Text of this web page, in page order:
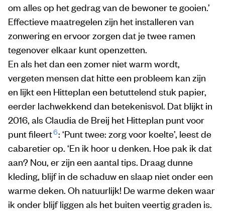
om alles op het gedrag van de bewoner te gooien.’
Effectieve maatregelen zijn het installeren van
zonwering en ervoor zorgen dat je twee ramen
tegenover elkaar kunt openzetten.
En als het dan een zomer niet warm wordt,
vergeten mensen dat hitte een probleem kan zijn
en lijkt een Hitteplan een betuttelend stuk papier,
eerder lachwekkend dan betekenisvol. Dat blijkt in
2016, als Claudia de Breij het Hitteplan punt voor
punt fileert6: ‘Punt twee: zorg voor koelte’, leest de
cabaretier op. ‘En ik hoor u denken. Hoe pak ik dat
aan? Nou, er zijn een aantal tips. Draag dunne
kleding, blijf in de schaduw en slaap niet onder een
warme deken. Oh natuurlijk! De warme deken waar
ik onder blijf liggen als het buiten veertig graden is.